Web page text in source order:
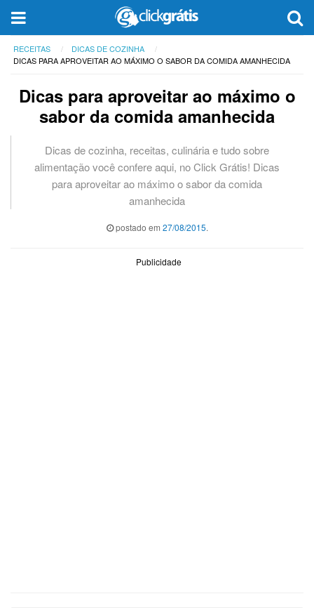
RECEITAS
DICAS DE COZINHA
DICAS PARA APROVEITAR AO MÁXIMO O SABOR DA COMIDA AMANHECIDA
Dicas para aproveitar ao máximo o
sabor da comida amanhecida
Dicas de cozinha, receitas, culinária e tudo sobre
alimentação você confere aqui, no Click Grátis! Dicas
para aproveitar ao máximo o sabor da comida
amanhecida
postado em 27/08/2015.
Publicidade